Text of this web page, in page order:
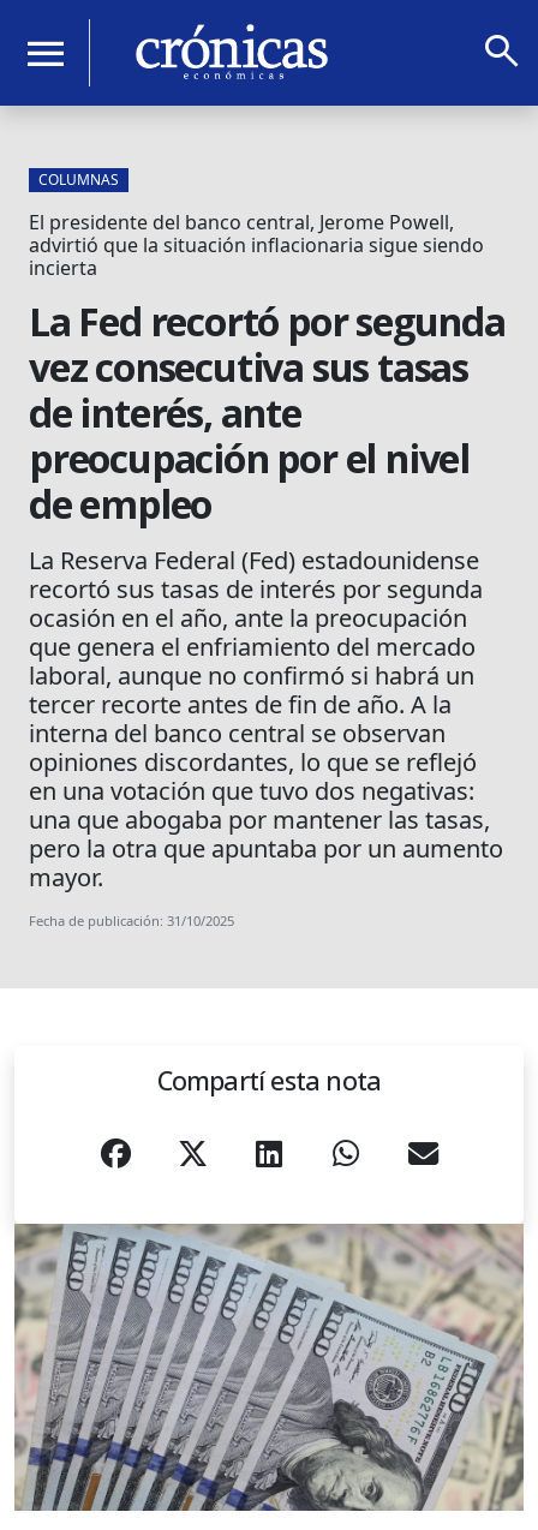
menu search
COLUMNAS
El presidente del banco central, Jerome Powell,
advirtió que la situación inflacionaria sigue siendo
incierta
La Fed recortó por segunda
vez consecutiva sus tasas
de interés, ante
preocupación por el nivel
de empleo
La Reserva Federal (Fed) estadounidense
recortó sus tasas de interés por segunda
ocasión en el año, ante la preocupación
que genera el enfriamiento del mercado
laboral, aunque no confirmó si habrá un
tercer recorte antes de fin de año. A la
interna del banco central se observan
opiniones discordantes, lo que se reflejó
en una votación que tuvo dos negativas:
una que abogaba por mantener las tasas,
pero la otra que apuntaba por un aumento
mayor.
Fecha de publicación: 31/10/2025
Compartí esta nota